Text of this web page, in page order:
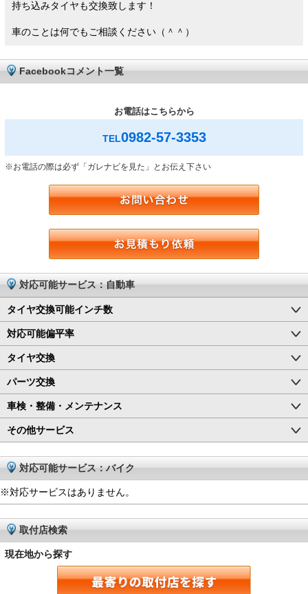
持ち込みタイヤも交換致します！
車のことは何でもご相談ください（＾＾）
Facebookコメント一覧
お電話はこちらから
TEL0982-57-3353
※お電話の際は必ず「ガレナビを見た」とお伝え下さい
対応可能サービス：自動車
タイヤ交換可能インチ数
対応可能偏平率
タイヤ交換
パーツ交換
車検・整備・メンテナンス
その他サービス
対応可能サービス：バイク
※対応サービスはありません。
取付店検索
現在地から探す